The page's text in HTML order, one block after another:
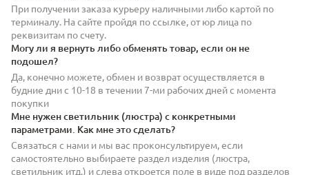
При получении заказа курьеру наличными либо картой по
терминалу. На сайте пройдя по ссылке, от юр лица по
реквизитам по счету.
Могу ли я вернуть либо обменять товар, если он не
подошел?
Да, конечно можете, обмен и возврат осуществляется в
будние дни с 10-18 в течении 7-ми рабочих дней с момента
покупки
Мне нужен светильник (люстра) с конкретными
параметрами. Как мне это сделать?
Связаться с нами и мы вас проконсультируем, если
самостоятельно выбираете раздел изделия (люстра,
светильник итд.) и слева откроется поле в виде под разделов